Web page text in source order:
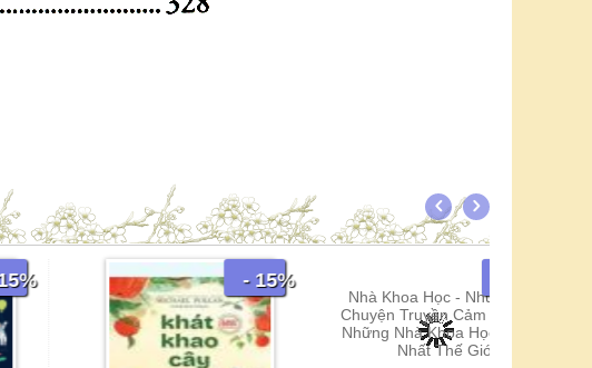
- 15%
Nhà Khoa Học - Những Câu
Chuyện Truyền Cảm Hứng Từ
Những Nhà Khoa Học Lỗi Lạc
Nhất Thế Giới